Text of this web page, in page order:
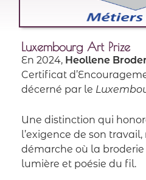
Luxembourg Art Prize
En 2024, Heollene
Certificat
décerné par le
Une distinction qui
l’exigence de son
démarche où la
lumière et poésie du fil.